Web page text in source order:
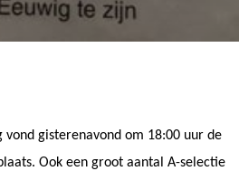
gisterenavond om 18:00 uur de
Ook een groot aantal A-selectie